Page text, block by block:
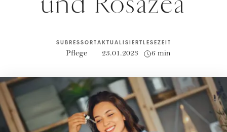
SUBRESSORT
Pflege
AKTUALISIERT
23.01.2023
LESEZEIT
6 min